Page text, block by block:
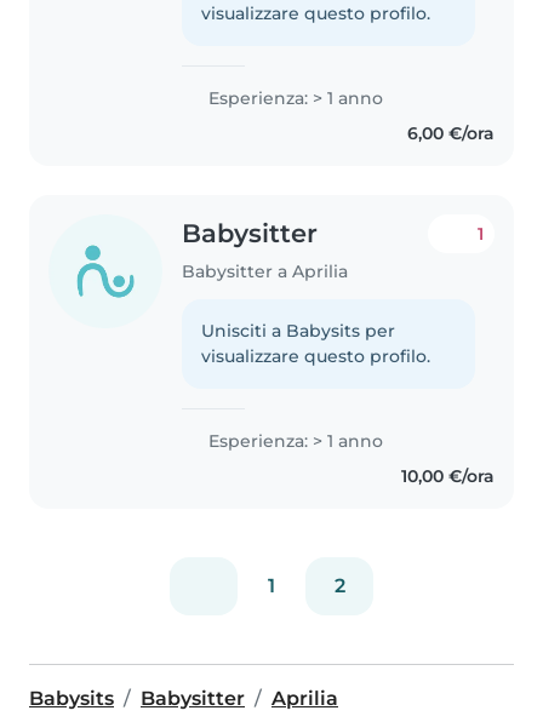
visualizzare questo profilo.
Esperienza: > 1 anno
6,00 €/ora
Babysitter
Babysitter a Aprilia
1
Unisciti a Babysits per
visualizzare questo profilo.
Esperienza: > 1 anno
10,00 €/ora
1 2
Babysits Babysitter Aprilia